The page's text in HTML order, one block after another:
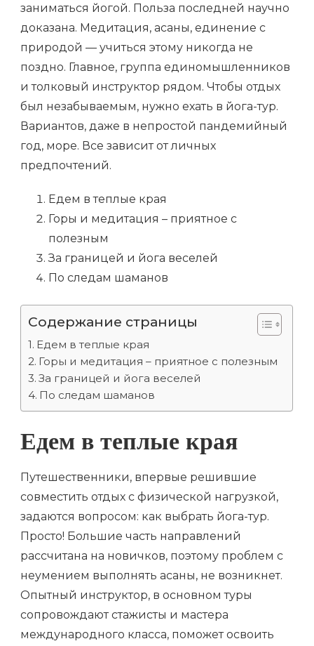
заниматься йогой. Польза последней научно
доказана. Медитация, асаны, единение с
природой — учиться этому никогда не
поздно. Главное, группа единомышленников
и толковый инструктор рядом. Чтобы отдых
был незабываемым, нужно ехать в йога-тур.
Вариантов, даже в непростой пандемийный
год, море. Все зависит от личных
предпочтений.
Едем в теплые края
Горы и медитация – приятное с
полезным
За границей и йога веселей
По следам шаманов
Содержание страницы
Едем в теплые края
Горы и медитация – приятное с полезным
За границей и йога веселей
По следам шаманов
Едем в теплые края
Путешественники, впервые решившие
совместить отдых с физической нагрузкой,
задаются вопросом: как выбрать йога-тур.
Просто! Большие часть направлений
рассчитана на новичков, поэтому проблем с
неумением выполнять асаны, не возникнет.
Опытный инструктор, в основном туры
сопровождают стажисты и мастера
международного класса, поможет освоить